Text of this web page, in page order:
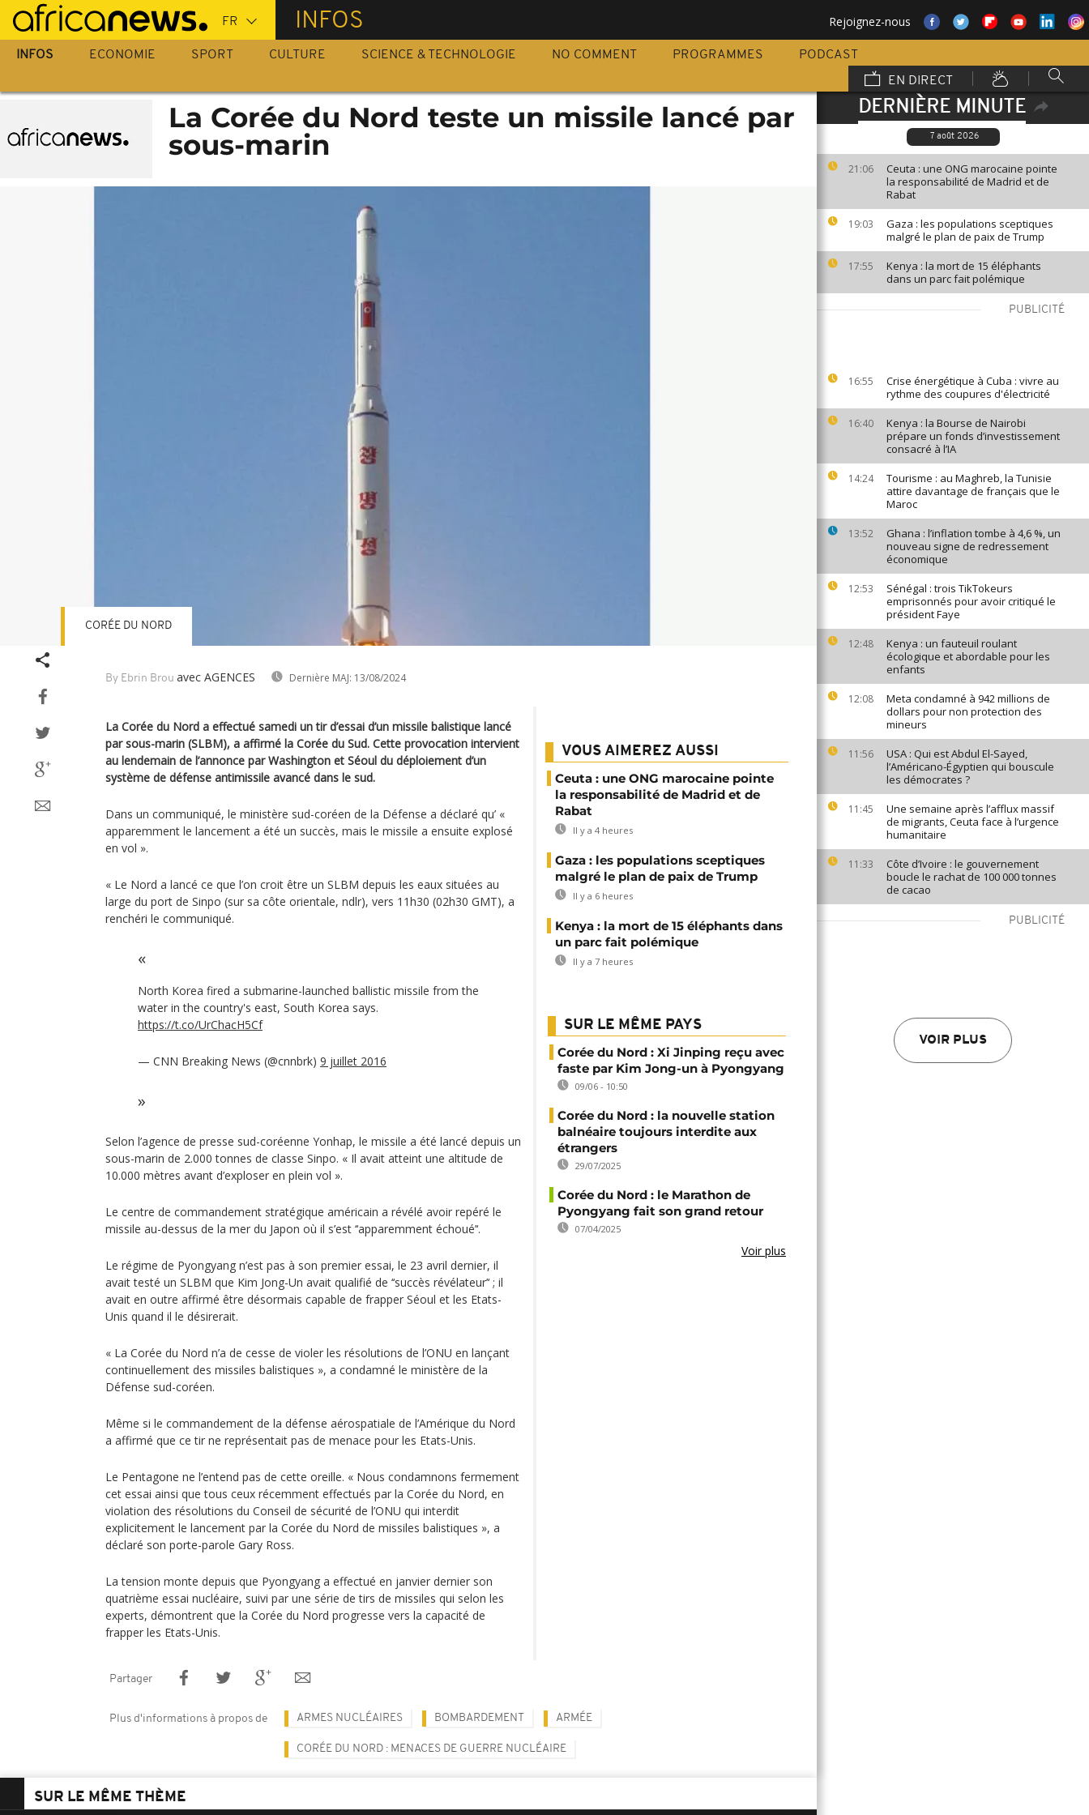
Passer
au
contenu
INFOS Rejoignez-nous
INFOS ECONOMIE SPORT CULTURE SCIENCE & TECHNOLOGIE NO COMMENT PROGRAMMES
PODCAST
EN DIRECT
DERNIÈRE MINUTE
7 août 2026
21:06
Ceuta : une ONG marocaine pointe
la responsabilité de Madrid et de
Rabat
19:03
Gaza : les populations sceptiques
malgré le plan de paix de Trump
17:55
Kenya : la mort de 15 éléphants
dans un parc fait polémique
PUBLICITÉ
16:55
Crise énergétique à Cuba : vivre au
rythme des coupures d'électricité
16:40
Kenya : la Bourse de Nairobi
prépare un fonds d’investissement
consacré à l’IA
14:24
Tourisme : au Maghreb, la Tunisie
attire davantage de français que le
Maroc
13:52
Ghana : l’inflation tombe à 4,6 %, un
nouveau signe de redressement
économique
12:53
Sénégal : trois TikTokeurs
emprisonnés pour avoir critiqué le
président Faye
12:48
Kenya : un fauteuil roulant
écologique et abordable pour les
enfants
12:08
Meta condamné à 942 millions de
dollars pour non protection des
mineurs
11:56
USA : Qui est Abdul El-Sayed,
l’Américano-Égyptien qui bouscule
les démocrates ?
11:45
Une semaine après l’afflux massif
de migrants, Ceuta face à l’urgence
humanitaire
11:33
Côte d’Ivoire : le gouvernement
boucle le rachat de 100 000 tonnes
de cacao
PUBLICITÉ
VOIR PLUS
La Corée du Nord teste un missile lancé par
sous-marin
By Ebrin Brou avec AGENCES Dernière MAJ: 13/08/2024
CORÉE DU NORD
La Corée du Nord a effectué samedi un tir d’essai d’un missile balistique lancé
par sous-marin (SLBM), a affirmé la Corée du Sud. Cette provocation intervient
au lendemain de l’annonce par Washington et Séoul du déploiement d’un
système de défense antimissile avancé dans le sud.
Dans un communiqué, le ministère sud-coréen de la Défense a déclaré qu’ «
apparemment le lancement a été un succès, mais le missile a ensuite explosé
en vol ».
« Le Nord a lancé ce que l’on croit être un SLBM depuis les eaux situées au
large du port de Sinpo (sur sa côte orientale, ndlr), vers 11h30 (02h30 GMT), a
renchéri le communiqué.
North Korea fired a submarine-launched ballistic missile from the
water in the country's east, South Korea says.
https://t.co/UrChacH5Cf
— CNN Breaking News (@cnnbrk) 9 juillet 2016
Selon l’agence de presse sud-coréenne Yonhap, le missile a été lancé depuis un
sous-marin de 2.000 tonnes de classe Sinpo. « Il avait atteint une altitude de
10.000 mètres avant d’exploser en plein vol ».
Le centre de commandement stratégique américain a révélé avoir repéré le
missile au-dessus de la mer du Japon où il s’est ‘‘apparemment échoué’‘.
Le régime de Pyongyang n’est pas à son premier essai, le 23 avril dernier, il
avait testé un SLBM que Kim Jong-Un avait qualifié de ‘‘succès révélateur’‘ ; il
avait en outre affirmé être désormais capable de frapper Séoul et les Etats-
Unis quand il le désirerait.
« La Corée du Nord n’a de cesse de violer les résolutions de l’ONU en lançant
continuellement des missiles balistiques », a condamné le ministère de la
Défense sud-coréen.
Même si le commandement de la défense aérospatiale de l’Amérique du Nord
a affirmé que ce tir ne représentait pas de menace pour les Etats-Unis.
Le Pentagone ne l’entend pas de cette oreille. « Nous condamnons fermement
cet essai ainsi que tous ceux récemment effectués par la Corée du Nord, en
violation des résolutions du Conseil de sécurité de l’ONU qui interdit
explicitement le lancement par la Corée du Nord de missiles balistiques », a
déclaré son porte-parole Gary Ross.
La tension monte depuis que Pyongyang a effectué en janvier dernier son
quatrième essai nucléaire, suivi par une série de tirs de missiles qui selon les
experts, démontrent que la Corée du Nord progresse vers la capacité de
frapper les Etats-Unis.
VOUS AIMEREZ AUSSI
Ceuta : une ONG marocaine pointe
la responsabilité de Madrid et de
Rabat
Il y a 4 heures
Gaza : les populations sceptiques
malgré le plan de paix de Trump
Il y a 6 heures
Kenya : la mort de 15 éléphants dans
un parc fait polémique
Il y a 7 heures
SUR LE MÊME PAYS
Corée du Nord : Xi Jinping reçu avec
faste par Kim Jong-un à Pyongyang
09/06 - 10:50
Corée du Nord : la nouvelle station
balnéaire toujours interdite aux
étrangers
29/07/2025
Corée du Nord : le Marathon de
Pyongyang fait son grand retour
07/04/2025
Voir plus
Partager
Plus d'informations à propos de ARMES NUCLÉAIRES BOMBARDEMENT ARMÉE
CORÉE DU NORD : MENACES DE GUERRE NUCLÉAIRE
SUR LE MÊME THÈME